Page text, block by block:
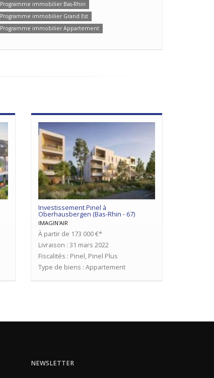
Programme immobilier Bas-Rhin
Programme immobilier Grand Est
Programme immobilier Appartement
Investissement Pinel à
Oberhausbergen (Bas-Rhin - 67)
IMAGIN'AIR
À partir de 173 000 €*
Livraison : 31 mars 2022
Fiscalités : Pinel, Pinel Plus
Type de biens : Appartement
NEWSLETTER